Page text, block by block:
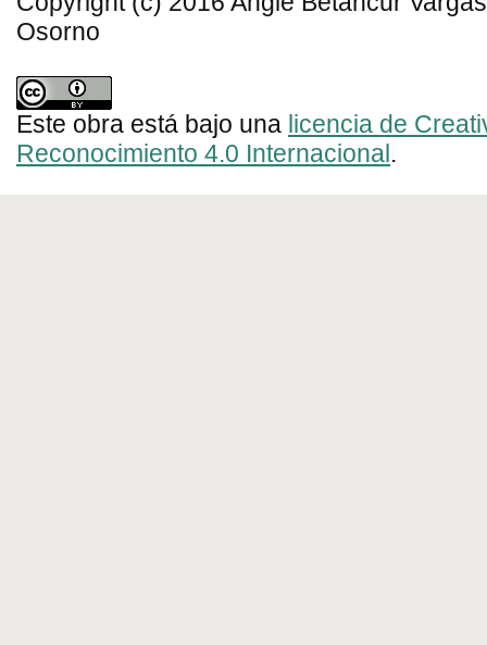
Osorno
Este obra está bajo una licencia de
Reconocimiento 4.0 Internacional .